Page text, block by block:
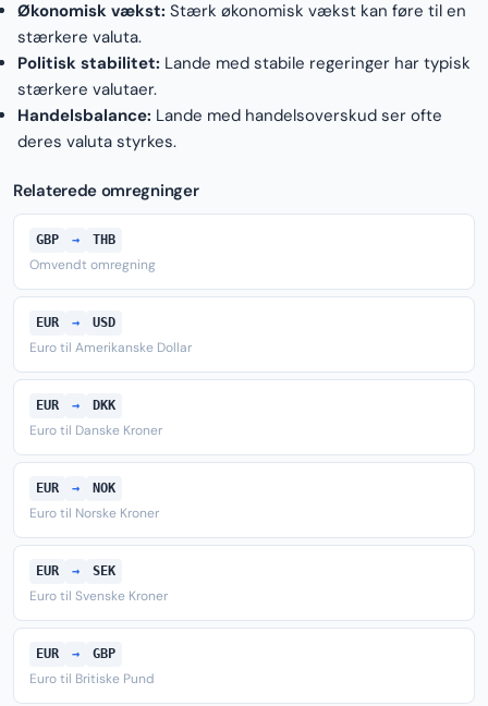
Økonomisk vækst: Stærk økonomisk vækst kan føre til en
stærkere valuta.
Politisk stabilitet: Lande med stabile regeringer har typisk
stærkere valutaer.
Handelsbalance: Lande med handelsoverskud ser ofte
deres valuta styrkes.
Relaterede omregninger
GBP → THB
Omvendt omregning
EUR → USD
Euro til Amerikanske Dollar
EUR → DKK
Euro til Danske Kroner
EUR → NOK
Euro til Norske Kroner
EUR → SEK
Euro til Svenske Kroner
EUR → GBP
Euro til Britiske Pund